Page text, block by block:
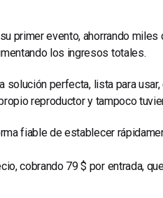
primer evento, ahorrando
los ingresos totales.
perfecta, lista para
reproductor y tampoco
fiable de establecer
cobrando 79 $ por entrada,